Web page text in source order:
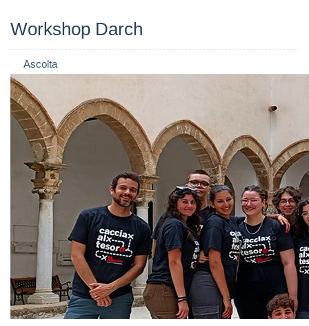
Workshop Darch
Ascolta